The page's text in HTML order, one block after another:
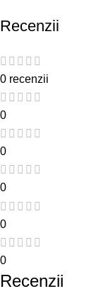
Recenzii
0 recenzii
0
0
0
0
0
Recenzii